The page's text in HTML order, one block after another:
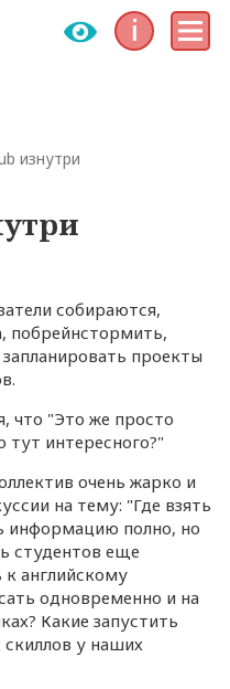
Инфо Меню
изнутри
собираются,
побрейнстормить,
проекты
что "Это же просто
тут интересного?"
очень жарко и
на тему: "Где взять
информацию полно, но
студентов еще
английскому
одновременно и на
Какие запустить
скиллов у наших